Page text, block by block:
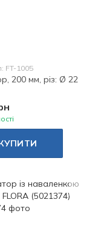
FT-1005
200 мм, різ: Ø 22